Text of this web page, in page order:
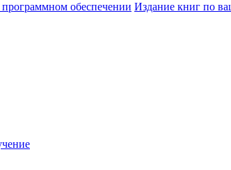
обеспечении Издание книг по